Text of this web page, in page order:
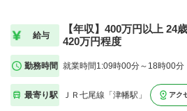
給与
【年収】400万円以上 24
420万円程度
勤務時間 就業時間1:09時00分～18時00分
最寄り駅 ＪＲ七尾線「津幡駅」 アク